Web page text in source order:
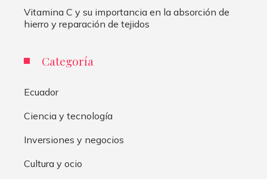
Vitamina C y su importancia en la absorción de
hierro y reparación de tejidos
Categoría
Ecuador
Ciencia y tecnología
Inversiones y negocios
Cultura y ocio